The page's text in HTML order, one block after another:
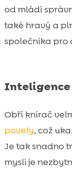
od mládí
také hravý a
společníka pro
Obří knírač
povely, což
Je tak snadno
mysli je